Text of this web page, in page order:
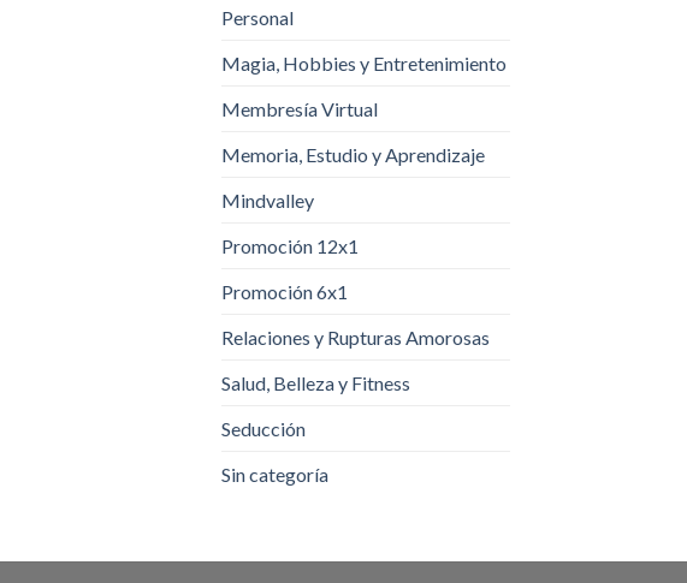
Personal
Magia, Hobbies y Entretenimiento
Membresía Virtual
Memoria, Estudio y Aprendizaje
Mindvalley
Promoción 12x1
Promoción 6x1
Relaciones y Rupturas Amorosas
Salud, Belleza y Fitness
Seducción
Sin categoría